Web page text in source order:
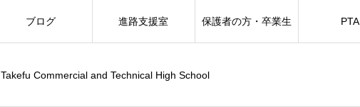
Takefu Commercial and Technical High School
ブログ 進路支援室 保護者の方・卒業生 PTA